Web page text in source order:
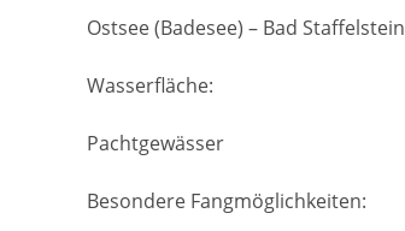
Ostsee (Badesee) – Bad Staffelstein
Wasserfläche:
Pachtgewässer
Besondere Fangmöglichkeiten: